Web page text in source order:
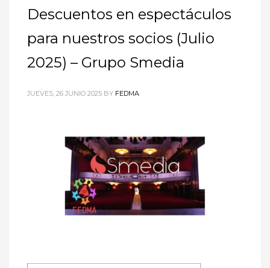
Descuentos en espectáculos
para nuestros socios (Julio
2025) – Grupo Smedia
JUEVES, 26 JUNIO 2025 BY FEDMA